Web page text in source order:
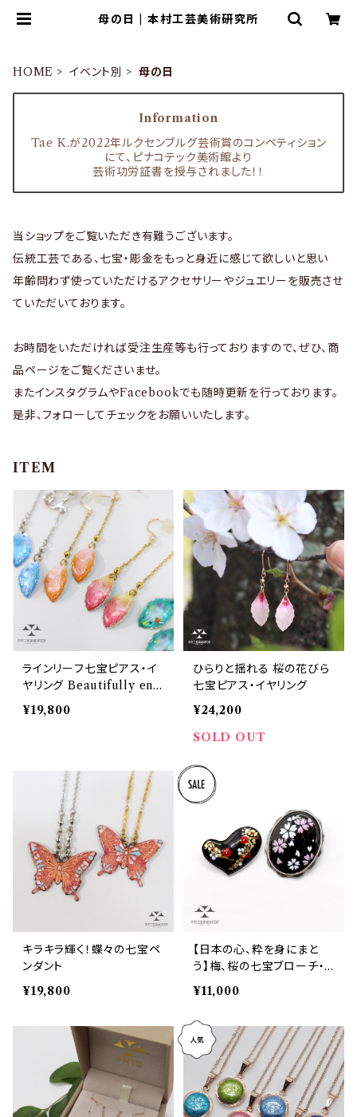
母の日 | 本村工芸美術研究所
HOME イベント別 母の日
Information
Tae K.が2022年ルクセンブルグ芸術賞のコンペティション
にて、ピナコテック美術館より
芸術功労証書を授与されました！！
当ショップをご覧いただき有難うございます。
伝統工芸である、七宝・彫金をもっと身近に感じて欲しいと思い
年齢問わず使っていただけるアクセサリーやジュエリーを販売させ
ていただいております。
お時間をいただければ受注生産等も行っておりますので、ぜひ、商
品ページをご覧くださいませ。
またインスタグラムやFacebookでも随時更新を行っております。
是非、フォローしてチェックをお願いいたします。
ITEM
ラインリーフ七宝ピアス・イ
ヤリング Beautifully ena
meled leaf-shaped earr
ings
¥19,800
ひらりと揺れる 桜の花びら
七宝ピアス・イヤリング
¥24,200
SOLD OUT
キラキラ輝く！蝶々の七宝ペ
ンダント
¥19,800
【日本の心、粋を身にまと
う】梅、桜の七宝ブローチ・
ペンダント
¥11,000